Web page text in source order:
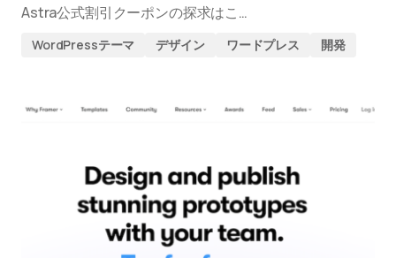
Astra公式割引クーポンの探求はこ…
WordPressテーマ デザイン ワードプレス 開発